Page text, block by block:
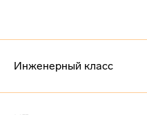
Инженерный класс